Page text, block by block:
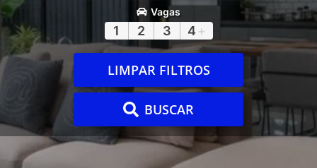
Vagas
1 2 3 4 +
LIMPAR FILTROS
BUSCAR